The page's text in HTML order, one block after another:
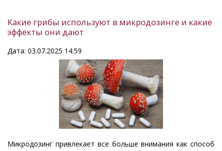
Какие грибы используют в микродозинге и какие
эффекты они дают
Дата: 03.07.2025 14:59
Микродозинг привлекает все больше внимания как способ